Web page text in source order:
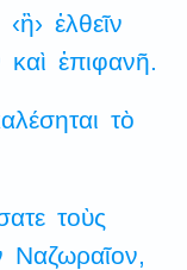
‹ἢ› ἐλθεῖν
καὶ ἐπιφανῆ.
τὸ
τοὺς
Ναζωραῖον,